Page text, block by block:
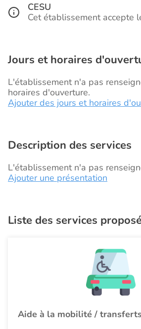
CESU
Cet établissement accepte
Jours et horaires
L'établissement n'a pas
horaires d'ouverture.
Ajouter des jours et horaires
Description des services
L'établissement n'a pas
Ajouter une présentation
Liste des services
Aide à la mobilité / transferts